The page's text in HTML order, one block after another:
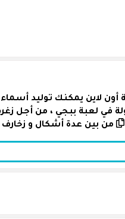
أون لاين يمكنك توليد
في لعبة ببجي ، من أجل
من بين عدة أشكال و